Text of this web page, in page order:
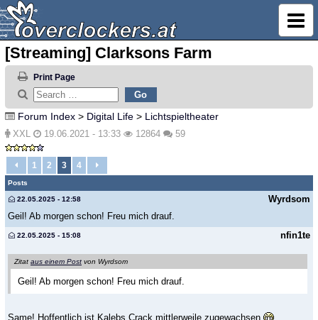
[Streaming] Clarksons Farm
Print Page
Forum Index > Digital Life > Lichtspieltheater
XXL 19.06.2021 - 13:33 12864 59
1 2 3 4
Posts
Wyrdsom
22.05.2025 - 12:58
Geil! Ab morgen schon! Freu mich drauf.
nfin1te
22.05.2025 - 15:08
Zitat aus einem Post von Wyrdsom
Geil! Ab morgen schon! Freu mich drauf.
Same! Hoffentlich ist Kalebs Crack mittlerweile zugewachsen